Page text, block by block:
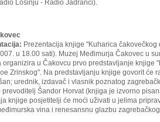
Lošinju - Radio Jadranci).
Prezentacija knjige "Kuharica
u 18.00 sati). Muzej Međimurja Čakovec u
organizira u Čakovcu prvo predstavljanje knjige
Zrinskog". Na predstavljanju knjige govorit će
urednik, izdavač i vlasnik poznatog
prevoditelj Šandor Horvat (knjiga je izvorno
knjige posjetitelji će moći uživati u jelima
vina i renesansnu glazbu